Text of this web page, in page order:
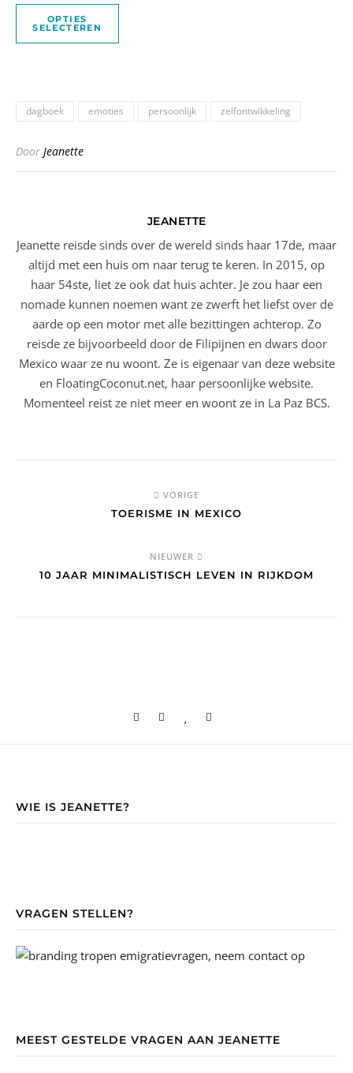
OPTIES
SELECTEREN
dagboek emoties persoonlijk zelfontwikkeling
Door Jeanette
JEANETTE
Jeanette reisde sinds over de wereld sinds haar 17de, maar
altijd met een huis om naar terug te keren. In 2015, op
haar 54ste, liet ze ook dat huis achter. Je zou haar een
nomade kunnen noemen want ze zwerft het liefst over de
aarde op een motor met alle bezittingen achterop. Zo
reisde ze bijvoorbeeld door de Filipijnen en dwars door
Mexico waar ze nu woont. Ze is eigenaar van deze website
en FloatingCoconut.net, haar persoonlijke website.
Momenteel reist ze niet meer en woont ze in La Paz BCS.
VORIGE
TOERISME IN MEXICO
NIEUWER
10 JAAR MINIMALISTISCH LEVEN IN RIJKDOM
WIE IS JEANETTE?
VRAGEN STELLEN?
MEEST GESTELDE VRAGEN AAN JEANETTE